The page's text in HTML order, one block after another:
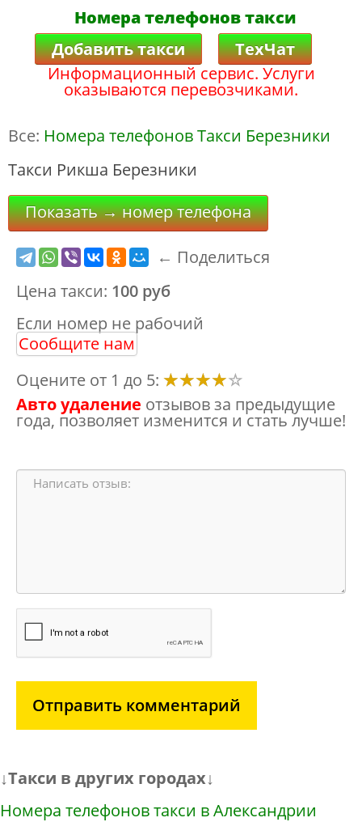
Номера телефонов такси
Добавить такси
ТехЧат
Информационный сервис. Услуги
оказываются перевозчиками.
Все: Номера телефонов Такси Березники
Такси Рикша Березники
Показать → номер телефона
← Поделиться
Цена такси: 100 руб
Если номер не рабочий
Сообщите нам
Оцените от 1 до 5:
Авто удаление отзывов за предыдущие
года, позволяет изменится и стать лучше!
Отправить комментарий
↓Такси в других городах↓
Номера телефонов такси в Александрии